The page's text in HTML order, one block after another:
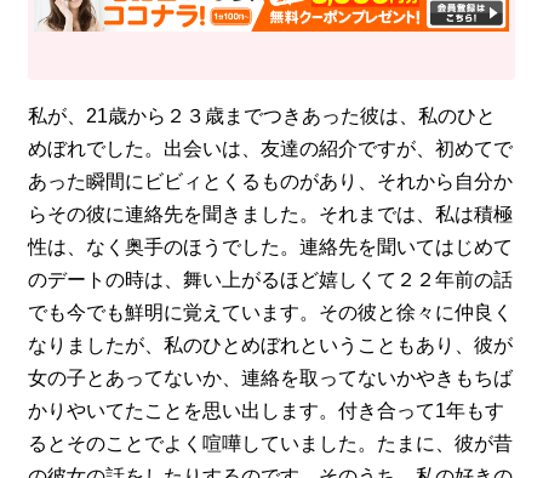
私が、21歳から２３歳までつきあった彼は、私のひと
めぼれでした。出会いは、友達の紹介ですが、初めてで
あった瞬間にビビィとくるものがあり、それから自分か
らその彼に連絡先を聞きました。それまでは、私は積極
性は、なく奥手のほうでした。連絡先を聞いてはじめて
のデートの時は、舞い上がるほど嬉しくて２２年前の話
でも今でも鮮明に覚えています。その彼と徐々に仲良く
なりましたが、私のひとめぼれということもあり、彼が
女の子とあってないか、連絡を取ってないかやきもちば
かりやいてたことを思い出します。付き合って1年もす
るとそのことでよく喧嘩していました。たまに、彼が昔